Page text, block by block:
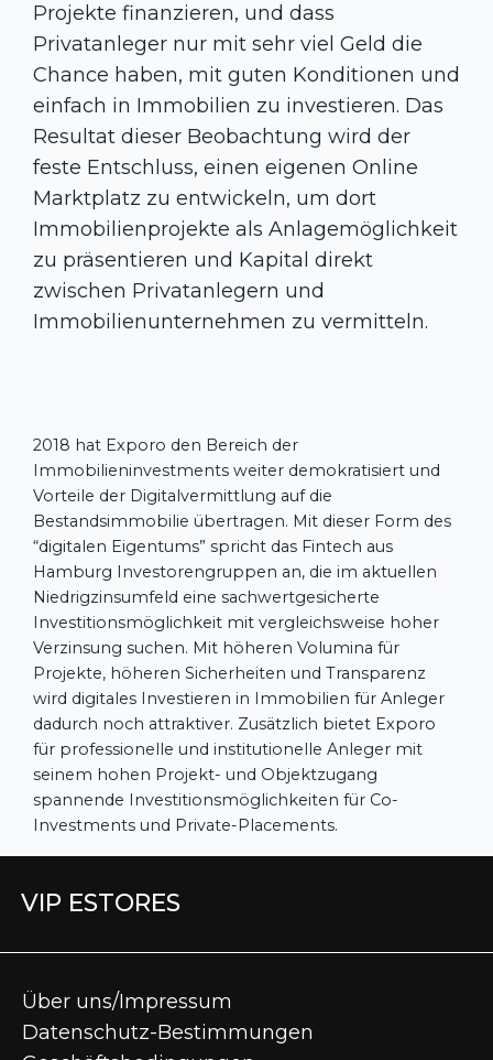
Projekte finanzieren, und dass
Privatanleger nur mit sehr viel Geld die
Chance haben, mit guten Konditionen und
einfach in Immobilien zu investieren. Das
Resultat dieser Beobachtung wird der
feste Entschluss, einen eigenen Online
Marktplatz zu entwickeln, um dort
Immobilienprojekte als Anlagemöglichkeit
zu präsentieren und Kapital direkt
zwischen Privatanlegern und
Immobilienunternehmen zu vermitteln.
2018 hat Exporo den Bereich der
Immobilieninvestments weiter demokratisiert und
Vorteile der Digitalvermittlung auf die
Bestandsimmobilie übertragen. Mit dieser Form des
“digitalen Eigentums” spricht das Fintech aus
Hamburg Investorengruppen an, die im aktuellen
Niedrigzinsumfeld eine sachwertgesicherte
Investitionsmöglichkeit mit vergleichsweise hoher
Verzinsung suchen. Mit höheren Volumina für
Projekte, höheren Sicherheiten und Transparenz
wird digitales Investieren in Immobilien für Anleger
dadurch noch attraktiver. Zusätzlich bietet Exporo
für professionelle und institutionelle Anleger mit
seinem hohen Projekt- und Objektzugang
spannende Investitionsmöglichkeiten für Co-
Investments und Private-Placements.
VIP ESTORES
Über uns/Impressum
Datenschutz-Bestimmungen